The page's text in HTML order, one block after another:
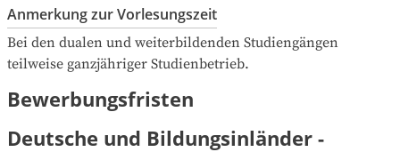
Anmerkung zur Vorlesungszeit
Bei den dualen und weiterbildenden Studiengängen
teilweise ganzjähriger Studienbetrieb.
Bewerbungsfristen
Deutsche und Bildungsinländer -